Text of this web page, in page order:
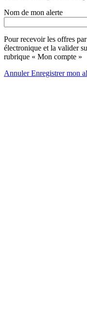
Nom de mon alerte
Pour recevoir les offres
électronique et la valider
rubrique « Mon compte »
AnnulerEnregistrer mon